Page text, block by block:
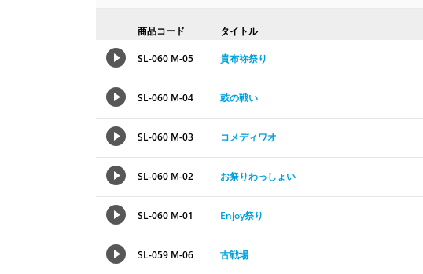
商品コード タイトル
SL-060 M-05 貴布祢祭り
SL-060 M-04 鼓の戦い
SL-060 M-03 コメディワオ
SL-060 M-02 お祭りわっしょい
SL-060 M-01 Enjoy祭り
SL-059 M-06 古戦場